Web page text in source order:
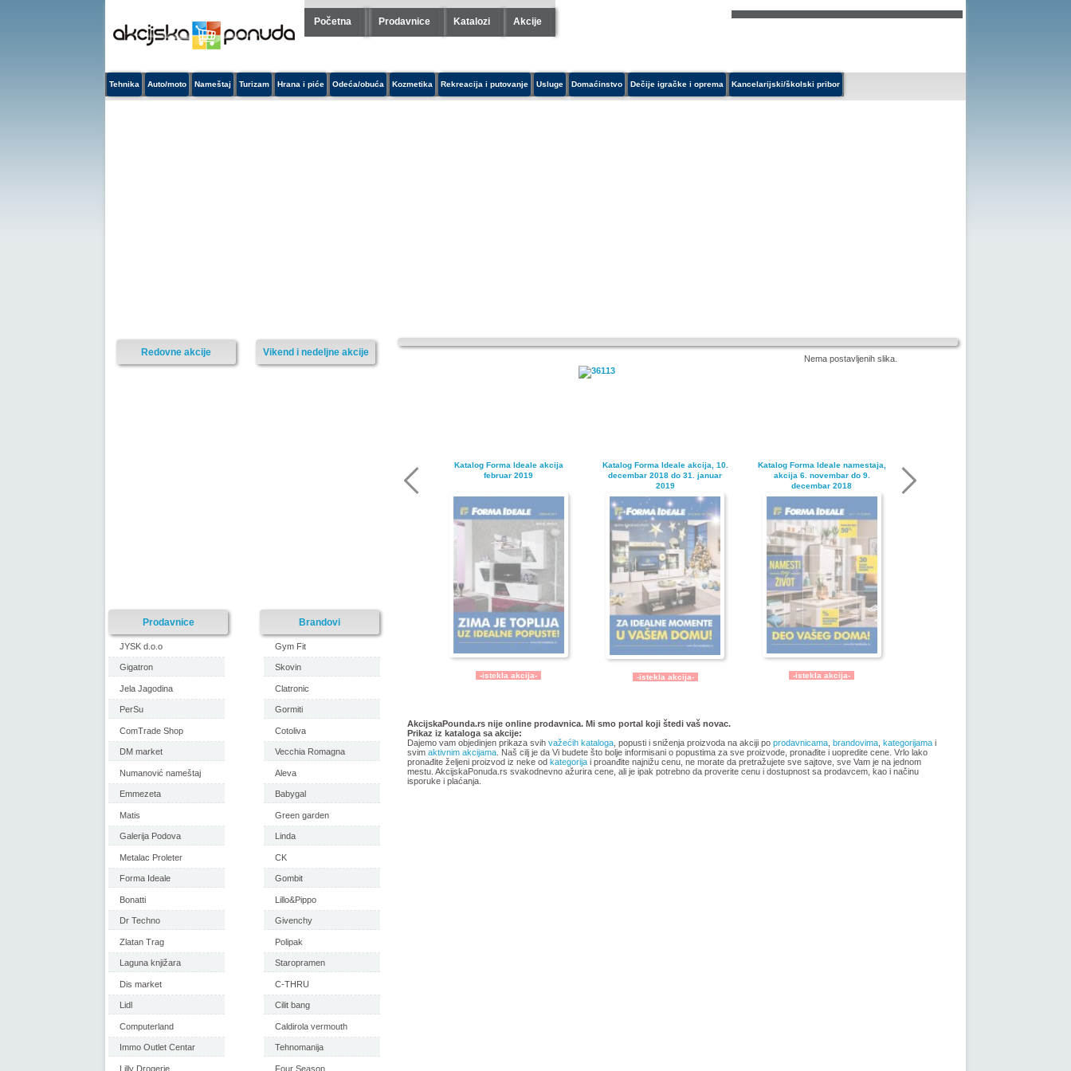
Početna Prodavnice Katalozi Akcije
Tehnika Auto/moto Nameštaj Turizam Hrana i piće Odeća/obuća Kozmetika Rekreacija i putovanje Usluge Domaćinstvo Dečije igračke i oprema Kancelarijski/školski pribor
Nema postavljenih slika.
Katalog Forma Ideale akcija
februar 2019
-istekla akcija-
Katalog Forma Ideale akcija, 10.
decembar 2018 do 31. januar
2019
-istekla akcija-
Katalog Forma Ideale namestaja,
akcija 6. novembar do 9.
decembar 2018
-istekla akcija-
oktobar 2018
avgust 2018
AkcijskaPounda.rs nije online prodavnica. Mi smo portal koji štedi vaš novac.
Prikaz iz kataloga sa akcije:
Dajemo vam objedinjen prikaza svih važećih kataloga , popusti i sniženja proizvoda na akciji po prodavnicama brandovima kategorijama i
svim aktivnim akcijama . Naš cilj je da Vi budete što bolje informisani o popustima za sve proizvode, pronađite i uopredite cene. Vrlo lako
pronađite željeni proizvod iz neke od kategorija i proanđite najnižu cenu, ne morate da pretražujete sve sajtove, sve Vam je na jednom
mestu. AkcijskaPonuda.rs svakodnevno ažurira cene, ali je ipak potrebno da proverite cenu i dostupnost sa prodavcem, kao i načinu
isporuke i plaćanja.
Vikend i nedeljne akcije
Redovne akcije
Prodavnice
JYSK d.o.o
Gigatron
Jela Jagodina
PerSu
ComTrade Shop
DM market
Numanović nameštaj
Emmezeta
Matis
Galerija Podova
Metalac Proleter
Forma Ideale
Bonatti
Dr Techno
Zlatan Trag
Laguna knjižara
Dis market
Lidl
Computerland
Immo Outlet Centar
Lilly Drogerie
Brandovi
Gym Fit
Skovin
Clatronic
Gormiti
Cotoliva
Vecchia Romagna
Aleva
Babygal
Green garden
Linda
CK
Gombit
Lillo&Pippo
Givenchy
Polipak
Staropramen
C-THRU
Cilit bang
Caldirola vermouth
Tehnomanija
Four Season